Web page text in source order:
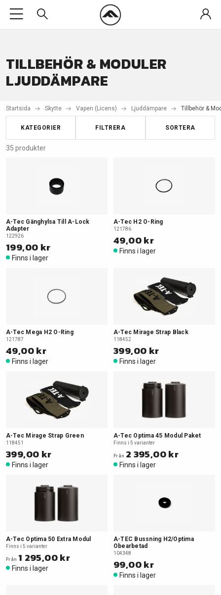
TILLBEHÖR & MODULER
LJUDDÄMPARE
Startsida Skytte Vapen (Licens) Ljuddämpare Tillbehör &
KATEGORIER FILTRERA SORTERA
35 produkter
A-Tec Gänghylsa Till A-Lock
Adapter
122926
199,00 kr
Finns i lager
A-Tec H2 O-Ring
121786
49,00 kr
Finns i lager
A-Tec Mega H2 O-Ring
121787
49,00 kr
Finns i lager
A-Tec Mirage Strap Black
118452
399,00 kr
Finns i lager
A-Tec Mirage Strap Green
118451
399,00 kr
Finns i lager
A-Tec Optima 45 Modul Paket
Finns i 5 varianter
Från 2 395,00 kr
Finns i lager
A-Tec Optima 50 Extra Modul
Finns i 5 varianter
Från 1 295,00 kr
Finns i lager
A-TEC Bussning H2/Optima
Obearbetad
104348
99,00 kr
Finns i lager